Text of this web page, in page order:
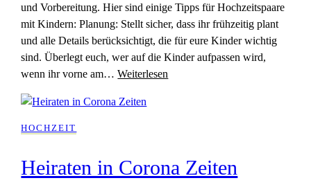
und Vorbereitung. Hier sind einige Tipps für Hochzeitspaare
mit Kindern: Planung: Stellt sicher, dass ihr frühzeitig plant
und alle Details berücksichtigt, die für eure Kinder wichtig
sind. Überlegt euch, wer auf die Kinder aufpassen wird,
wenn ihr vorne am…Weiterlesen
HOCHZEIT
Heiraten in Corona Zeiten